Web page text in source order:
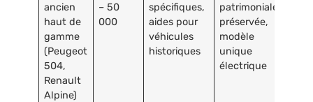
ancien
haut de
gamme
(Peugeot
504,
Renault
Alpine)
– 50
000
spécifiques,
aides pour
véhicules
historiques
patrimoniale
préservée,
modèle
unique
électrique